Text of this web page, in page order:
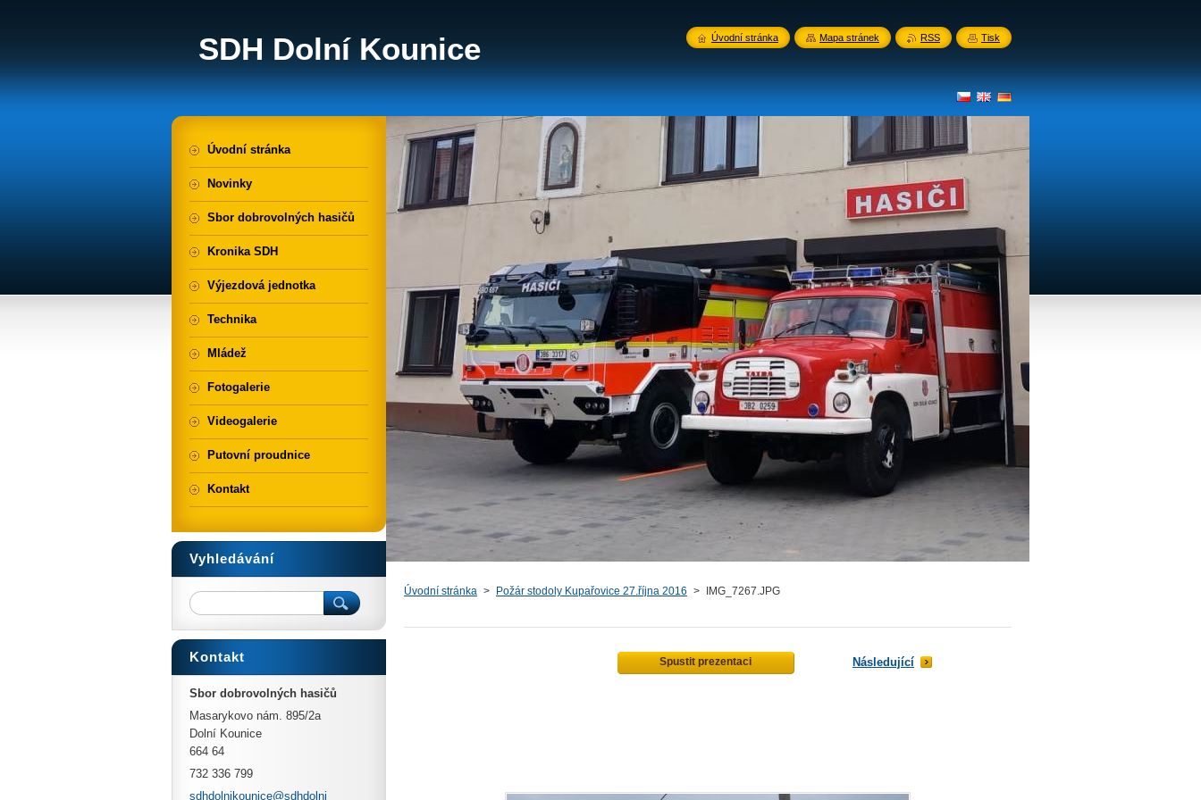
SDH Dolní Kounice
Úvodní stránka > Požár stodoly Kupařovice 27.října 2016 > IMG_7267.JPG
Spustit prezentaci Následující
Úvodní stránka
Novinky
Sbor dobrovolných hasičů
Kronika SDH
Výjezdová jednotka
Technika
Mládež
Fotogalerie
Videogalerie
Putovní proudnice
Kontakt
Vyhledávání
Kontakt
Sbor dobrovolných hasičů
Masarykovo nám. 895/2a
Dolní Kounice
664 64
732 336 799
sdhdolni kounice@sdhdolni
Úvodní stránka Mapa stránek RSS Tisk